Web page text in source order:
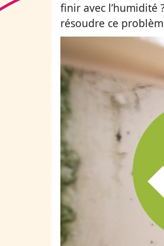
finir avec l’humidité
résoudre ce